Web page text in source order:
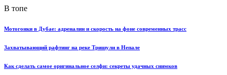
В топе
Мотогонки в Дубае: адреналин и скорость на фоне современных трасс
Захватывающий рафтинг на реке Тришули в Непале
Как сделать самое оригинальное селфи: секреты удачных снимков